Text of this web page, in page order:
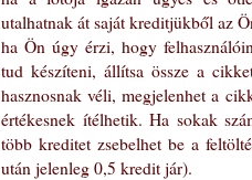
utalhatnak át saját kreditjükből az
ha Ön úgy érzi, hogy
tud készíteni, állítsa össze a
hasznosnak véli, megjelenhet a
értékesnek ítélhetik. Ha sokak
több kreditet zsebelhet be a
után jelenleg 0,5 kredit jár).